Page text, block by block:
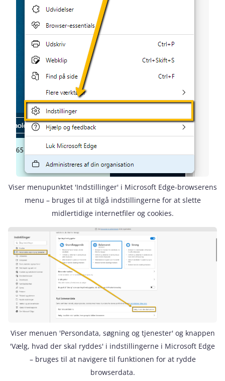
Viser menupunktet 'Indstillinger' i Microsoft Edge-browserens
menu – bruges til at tilgå indstillingerne for at slette
midlertidige internetfiler og cookies.
Viser menuen 'Persondata, søgning og tjenester' og knappen
'Vælg, hvad der skal ryddes' i indstillingerne i Microsoft Edge
– bruges til at navigere til funktionen for at rydde
browserdata.